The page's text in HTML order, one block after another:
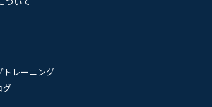
トレーニング
グ